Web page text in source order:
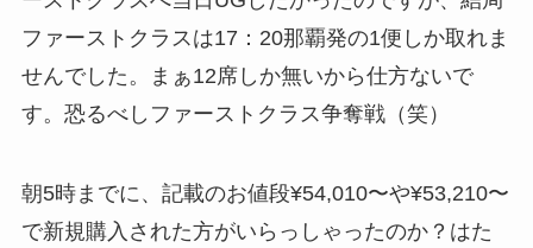
ファーストクラスは17：20那覇発の1便しか取れま
せんでした。まぁ12席しか無いから仕方ないで
す。恐るべしファーストクラス争奪戦（笑）
朝5時までに、記載のお値段¥54,010〜や¥53,210〜
で新規購入された方がいらっしゃったのか？はた